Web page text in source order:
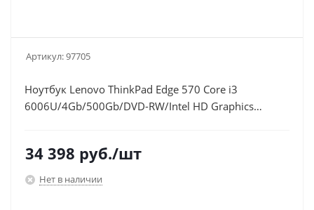
Артикул:97705
Ноутбук Lenovo ThinkPad Edge 570 Core i3
6006U/4Gb/500Gb/DVD-RW/Intel HD Graphics
34 398 руб./шт
Нет в наличии